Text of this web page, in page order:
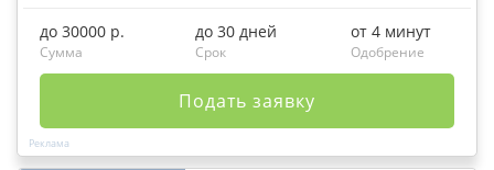
до 30000 р.
Сумма
до 30 дней
Срок
от 4 минут
Одобрение
Подать заявку